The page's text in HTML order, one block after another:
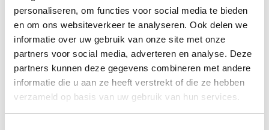
personaliseren, om functies voor social media te bieden
en om ons websiteverkeer te analyseren. Ook delen we
informatie over uw gebruik van onze site met onze
partners voor social media, adverteren en analyse. Deze
partners kunnen deze gegevens combineren met andere
informatie die u aan ze heeft verstrekt of die ze hebben
verzameld op basis van uw gebruik van hun services.
Zuivel-XX0042
zuivel-vl.klep draad-las DN075
78.0 304
Info Stuks
-